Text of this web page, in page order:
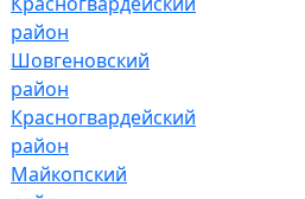
район
Шовгеновский
район
Красногвардейский
район
Майкопский